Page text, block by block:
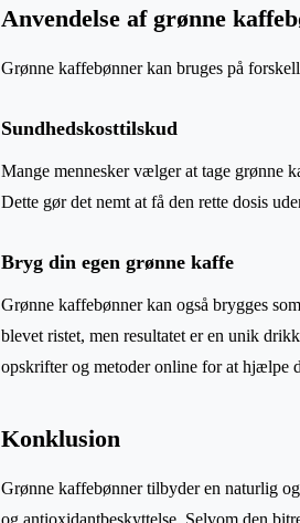
Anvendelse af grønne
Grønne kaffebønner kan bruges på
Sundhedskosttilskud
Mange mennesker vælger at tage grønne
Dette gør det nemt at få den rette dosis
Bryg din egen grønne kaffe
Grønne kaffebønner kan også brygges
blevet ristet, men resultatet er en unik
opskrifter og metoder online for at hjælpe
Konklusion
Grønne kaffebønner tilbyder en naturlig